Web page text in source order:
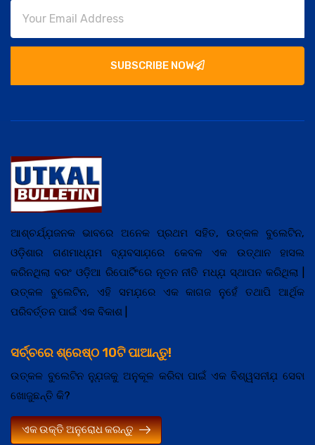
SUBSCRIBE NOW
ଆଶ୍ଚର୍ଯ୍ଯ଼ଜନକ ଭାବରେ ଅନେକ ପ୍ରଥମ ସହିତ, ଉତ୍କଳ ବୁଲେଟିନ,
ଓଡ଼ିଶାର ଗଣମାଧ୍ଯ଼ମ ବ୍ଯ଼ବସାଯ଼ରେ କେବଳ ଏକ ଉତ୍ଥାନ ହାସଲ
କରିନଥିଲା ବରଂ ଓଡ଼ିଆ ରିପୋର୍ଟିଂରେ ନୂତନ ନୀତି ମଧ୍ଯ଼ ସ୍ଥାପନ କରିଥିଲା |
ଉତ୍କଳ ବୁଲେଟିନ, ଏହି ସମଯ଼ରେ ଏକ କାଗଜ ନୁହେଁ ତଥାପି ଆର୍ଥିକ
ପରିବର୍ତ୍ତନ ପାଇଁ ଏକ ବିକାଶ |
ସର୍ଚ୍ଚରେ ଶ୍ରେଷ୍ଠ 10ଟି ପାଆନ୍ତୁ!
ଉତ୍କଳ ବୁଲେଟିନ ନ୍ଯ଼ୁଜକୁ ଅନୁକୂଳ କରିବା ପାଇଁ ଏକ ବିଶ୍ୱସନୀଯ଼ ସେବା
ଖୋଜୁଛନ୍ତି କି?
ଏକ ଉକ୍ତି ଅନୁରୋଧ କରନ୍ତୁ